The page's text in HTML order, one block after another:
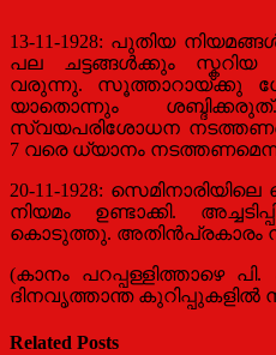
13-11-1928: പുതിയ
പല ചട്ടങ്ങള്‍ക്കും
വരുന്നു. സൂത്താറായ്ക്കു
യാതൊന്നും
സ്വയപരിശോധന
7 വരെ ധ്യാനം
20-11-1928:
നിയമം ഉണ്ടാക്കി.
കൊടുത്തു. അതിന്‍പ്രകാരം
(കാനം പറപ്പള്ളിത്താഴെ
ദിനവൃത്താന്ത കുറിപ്പുകളില്‍
Related Posts